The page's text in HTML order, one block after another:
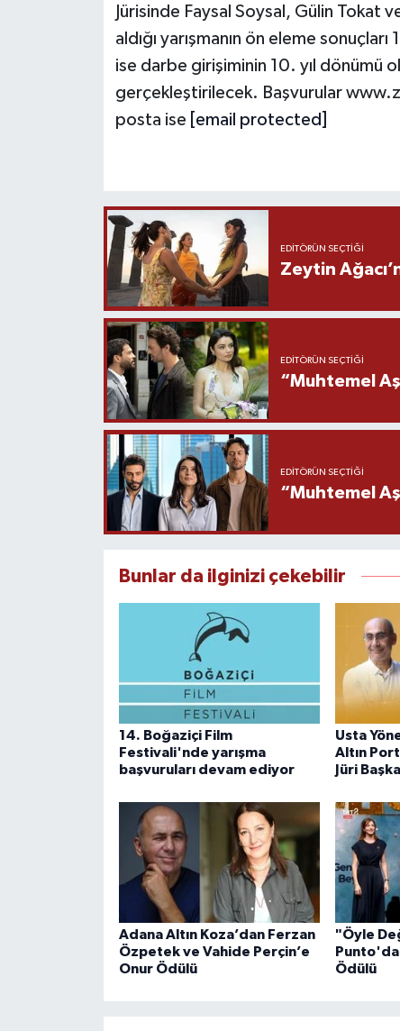
Jürisinde Faysal Soysal, Gülin Tokat
aldığı yarışmanın ön eleme
ise darbe girişiminin 10. yıl dönümü
gerçekleştirilecek. Başvurular
posta ise [email protected]
EDITÖRÜN SEÇTIĞI
Zeytin
EDITÖRÜN SEÇTIĞI
“Muhtemel
EDITÖRÜN SEÇTIĞI
“Muhtemel
Bunlar da ilginizi çekebilir
14. Boğaziçi Film
Festivali'nde yarışma
başvuruları devam ediyor
Usta
Altın
Jüri
Adana Altın Koza’dan Ferzan
Özpetek ve Vahide Perçin’e
Onur Ödülü
"Öyle
Ödülü